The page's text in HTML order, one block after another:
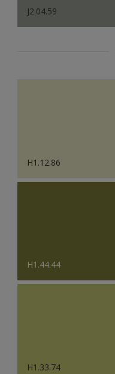
J2.04.59
H1.12.86
H1.44.44
H1.33.74